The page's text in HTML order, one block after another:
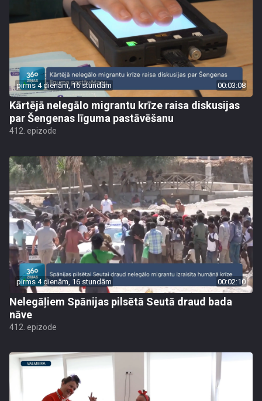
pirms 4 dienām, 16 stundām 00:03:08
Kārtējā nelegālo migrantu krīze raisa diskusijas
par Šengenas līguma pastāvēšanu
412. epizode
pirms 4 dienām, 16 stundām 00:02:10
Nelegāļiem Spānijas pilsētā Seutā draud bada
nāve
412. epizode